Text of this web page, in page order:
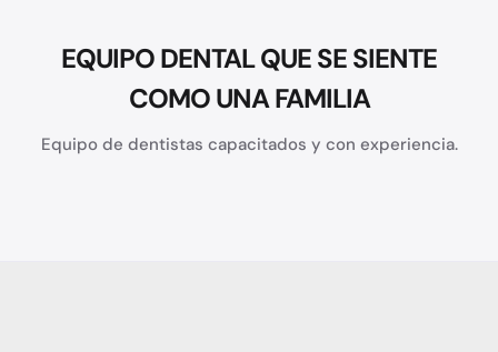
EQUIPO DENTAL QUE SE SIENTE
COMO UNA FAMILIA
Equipo de dentistas capacitados y con experiencia.